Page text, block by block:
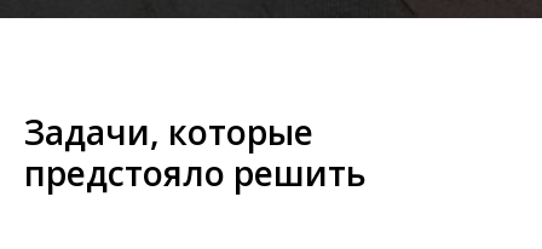
Задачи, которые
предстояло решить